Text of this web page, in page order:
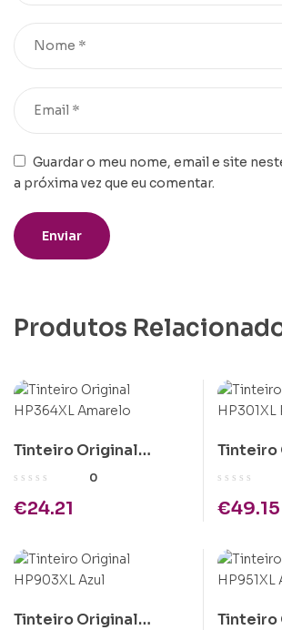
Guardar o meu nome, email e site
a próxima vez que eu comentar.
Produtos
Tinteiro Original
HP364XL Amarelo
0
€24.21
Tinteiro
€49.15
Tinteiro Original
Tinteiro